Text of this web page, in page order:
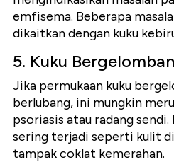
emfisema. Beberapa
dikaitkan dengan kuku
5. Kuku
Jika permukaan kuku
berlubang, ini mungkin
psoriasis atau radang sendi.
sering terjadi seperti kulit
tampak coklat kemerahan.